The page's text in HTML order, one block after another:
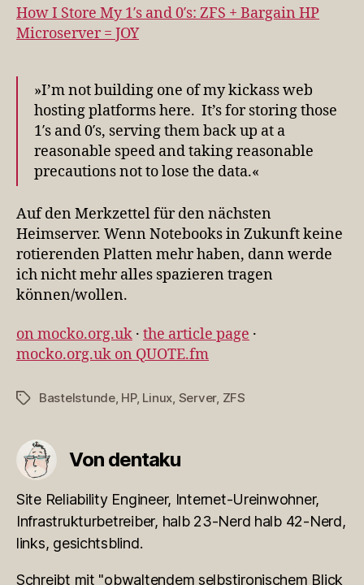
1′s
+
Bargain
HP
Microserver
=
JOY
How I Store My 1′s and 0′s: ZFS + Bargain HP
Microserver = JOY
»I’m not building one of my kickass web
hosting platforms here. It’s for storing those
1′s and 0′s, serving them back up at a
reasonable speed and taking reasonable
precautions not to lose the data.«
Auf den Merkzettel für den nächsten
Heimserver. Wenn Notebooks in Zukunft keine
rotierenden Platten mehr haben, dann werde
ich nicht mehr alles spazieren tragen
können/wollen.
on mocko.org.uk · the article page ·
mocko.org.uk on QUOTE.fm
Schlagwörter
Bastelstunde, HP, Linux Server, ZFS
Von dentaku
Site Reliability Engineer, Internet-Ureinwohner,
Infrastrukturbetreiber, halb 23-Nerd halb 42-Nerd,
links, gesichtsblind.
Schreibt mit "obwaltendem selbstironischem Blick